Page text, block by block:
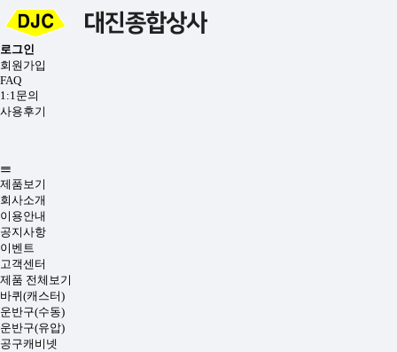
로그인
회원가입
FAQ
1:1문의
사용후기
제품보기
회사소개
이용안내
공지사항
이벤트
고객센터
제품 전체보기
바퀴(캐스터)
운반구(수동)
운반구(유압)
공구캐비넷